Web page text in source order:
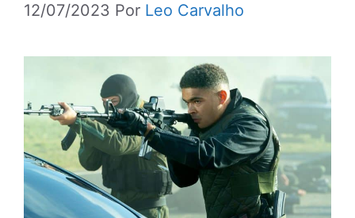
12/07/2023 Por Leo Carvalho